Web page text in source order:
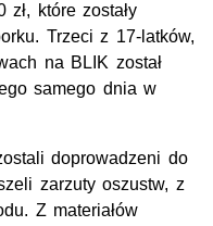
które zostały
Trzeci z 17-latków,
na BLIK został
samego dnia w
doprowadzeni do
zarzuty oszustw, z
Z materiałów